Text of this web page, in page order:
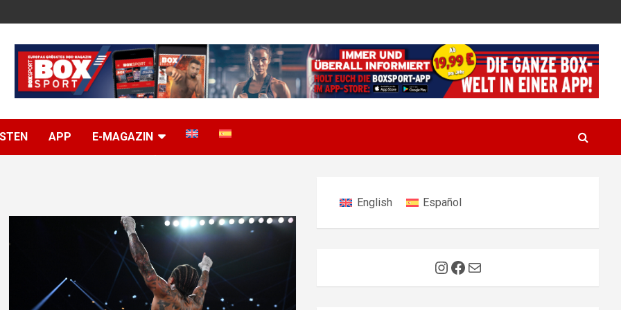
APP E-MAGAZIN
English Español
Instagram
Facebook
E-Mail